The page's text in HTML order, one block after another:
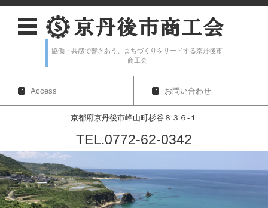
協働・共感で響きあう、まちづくりをリードする京丹後市
商工会
Access お問い合わせ
京都府京丹後市峰山町杉谷８３６-１
TEL.0772-62-0342
コンテンツに移動